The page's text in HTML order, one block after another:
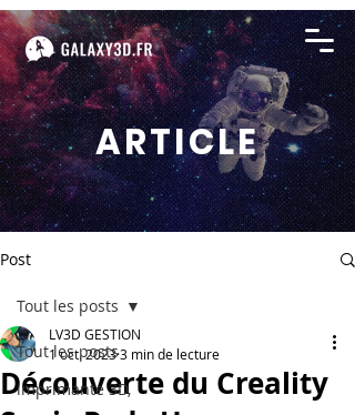
ARTICLE
Post
Tout les posts
imprimante 3D,
Tout les posts
Découverte du Creality
LV3D GESTION
1 oct. 20233 min de lecture